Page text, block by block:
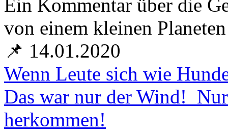
Ein Kommentar über die
von einem kleinen
📌 14.01.2020
Wenn Leute sich wie
Das war nur der Wind!
herkommen!